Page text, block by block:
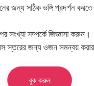
জন্য সঠিক ভঙ্গি প্রদর্শন
সংখ্যা সম্পর্কে জিজ্ঞাসা করুন।
স্তরের জন্য ওজন সমন্বয়
বুক করুন